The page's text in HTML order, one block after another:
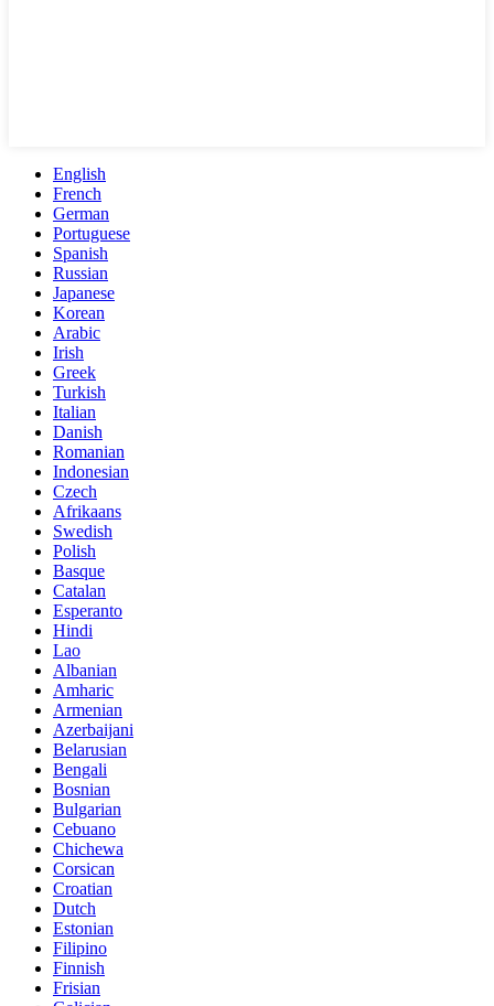
English
French
German
Portuguese
Spanish
Russian
Japanese
Korean
Arabic
Irish
Greek
Turkish
Italian
Danish
Romanian
Indonesian
Czech
Afrikaans
Swedish
Polish
Basque
Catalan
Esperanto
Hindi
Lao
Albanian
Amharic
Armenian
Azerbaijani
Belarusian
Bengali
Bosnian
Bulgarian
Cebuano
Chichewa
Corsican
Croatian
Dutch
Estonian
Filipino
Finnish
Frisian